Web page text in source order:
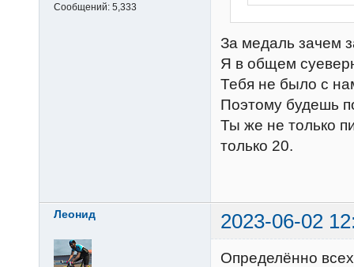
Сообщений: 5,333
За медаль зачем
Я в общем
Тебя не было с
Поэтому будешь
Ты же не только
только 20.
Леонид 2023-06-02
Определённо